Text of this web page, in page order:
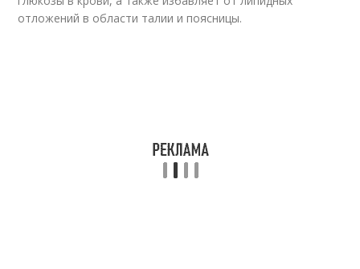
отложений в области талии и поясницы.